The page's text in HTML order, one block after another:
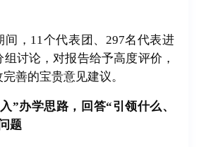
间，11个代表团、297名代表进
讨论，对报告给予高度评价，
善的宝贵意见建议。
”办学思路，回答“引领什么、
题